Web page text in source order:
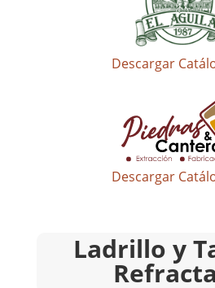
Descargar
Descargar
Ladrillo y